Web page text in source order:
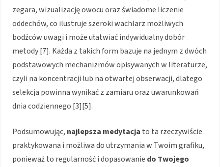
zegara, wizualizację owocu oraz świadome liczenie
oddechów, co ilustruje szeroki wachlarz możliwych
bodźców uwagi i może ułatwiać indywidualny dobór
metody [7]. Każda z takich form bazuje na jednym z dwóch
podstawowych mechanizmów opisywanych w literaturze,
czyli na koncentracji lub na otwartej obserwacji, dlatego
selekcja powinna wynikać z zamiaru oraz uwarunkowań
dnia codziennego [3][5].
Podsumowując, najlepsza medytacja to ta rzeczywiście
praktykowana i możliwa do utrzymania w Twoim grafiku,
ponieważ to regularność i dopasowanie do Twojego